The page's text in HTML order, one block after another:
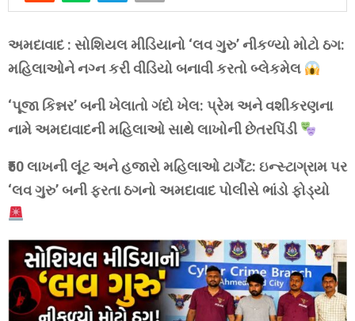
અમદાવાદ : સોશિયલ મીડિયાનો ‘લવ ગુરુ’ નીકળ્યો મોટો ઠગ:
મહિલાઓને નગ્ન કરી વીડિયો બનાવી કરતો બ્લેકમેલ
‘પૂજા કિન્નર’ બની ખેલાતો ગંદો ખેલ: પ્રેમ અને વશીકરણના
નામે અમદાવાદની મહિલાઓ સાથે લાખોની છેતરપિંડી
₹50 લાખની લૂંટ અને હજારો મહિલાઓ ટાર્ગેટ: ઇન્સ્ટાગ્રામ પર
‘લવ ગુરુ’ બની ફરતા ઠગનો અમદાવાદ પોલીસે ભાંડો ફોડ્યો